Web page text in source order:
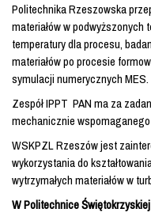
Politechnika Rzeszowska
materiałów w
temperatury dla procesu,
materiałów po procesie
symulacji numerycznych MES.
Zespół IPPT PAN ma za
mechanicznie
WSKPZL Rzeszów jest
wykorzystania do
wytrzymałych materiałów w
W Politechnice